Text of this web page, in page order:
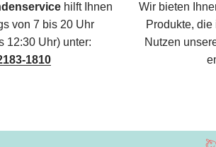
hilft Ihnen
von 7 bis 20 Uhr
12:30 Uhr) unter:
1810
Wir bieten
Produkte,
Nutzen